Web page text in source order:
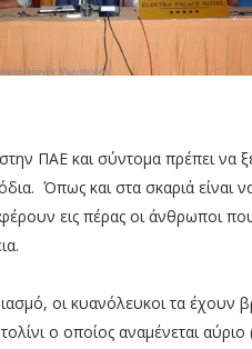
στην ΠΑΕ και σύντομα πρέπει
Όπως και στα σκαριά είναι
εις πέρας οι άνθρωποι
οι κυανόλευκοι τα έχουν
ο οποίος αναμένεται